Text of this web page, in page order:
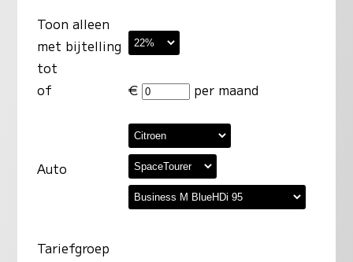
Toon alleen
met bijtelling
tot
of
€ per maand
Auto
Tariefgroep